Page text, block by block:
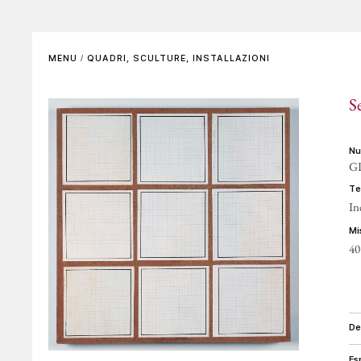
Riferimenti bibliografici
GALLERIE DI RIFERIMENTO
ARCHIVIAZIONE E
AUTENTICHE
MENU /QUADRI, SCULTURE, INSTALLAZIONI